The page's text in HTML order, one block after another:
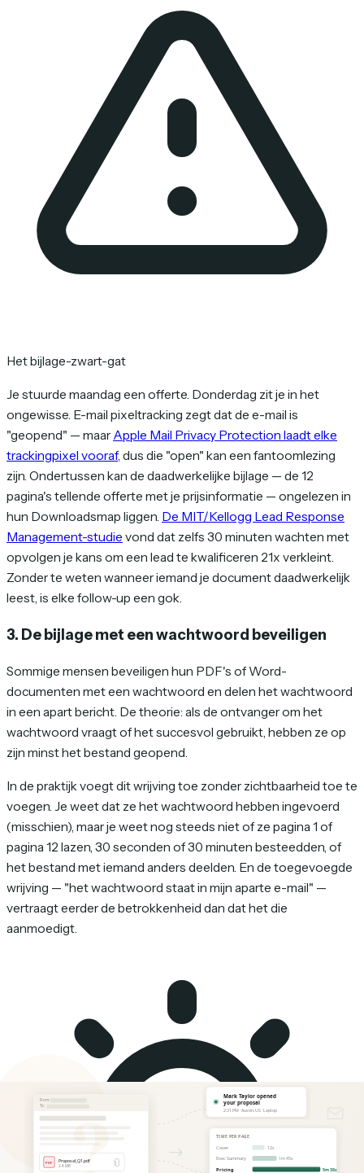
Het bijlage-zwart-gat
Je stuurde maandag een offerte. Donderdag zit je in het
ongewisse. E-mail pixeltracking zegt dat de e-mail is
"geopend" — maar Apple Mail Privacy Protection laadt elke
trackingpixel vooraf, dus die "open" kan een fantoomlezing
zijn. Ondertussen kan de daadwerkelijke bijlage — de 12
pagina's tellende offerte met je prijsinformatie — ongelezen in
hun Downloadsmap liggen. De MIT/Kellogg Lead Response
Management-studie vond dat zelfs 30 minuten wachten met
opvolgen je kans om een lead te kwalificeren 21x verkleint.
Zonder te weten wanneer iemand je document daadwerkelijk
leest, is elke follow-up een gok.
3. De bijlage met een wachtwoord beveiligen
Sommige mensen beveiligen hun PDF's of Word-
documenten met een wachtwoord en delen het wachtwoord
in een apart bericht. De theorie: als de ontvanger om het
wachtwoord vraagt of het succesvol gebruikt, hebben ze op
zijn minst het bestand geopend.
In de praktijk voegt dit wrijving toe zonder zichtbaarheid toe te
voegen. Je weet dat ze het wachtwoord hebben ingevoerd
(misschien), maar je weet nog steeds niet of ze pagina 1 of
pagina 12 lazen, 30 seconden of 30 minuten besteedden, of
het bestand met iemand anders deelden. En de toegevoegde
wrijving — "het wachtwoord staat in mijn aparte e-mail" —
vertraagt eerder de betrokkenheid dan dat het die
aanmoedigt.